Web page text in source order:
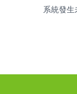
系統發生